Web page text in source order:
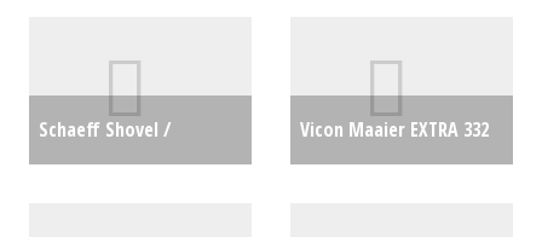
Schaeff Shovel /
Vicon Maaier EXTRA 332